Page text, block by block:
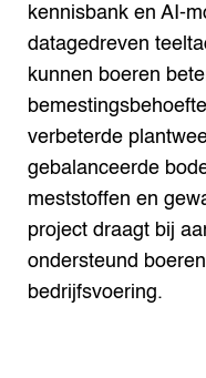
kennisbank en AI-
datagedreven
kunnen boeren
verbeterde
gebalanceerde
meststoffen en
project draagt bij
ondersteund
bedrijfsvoering.